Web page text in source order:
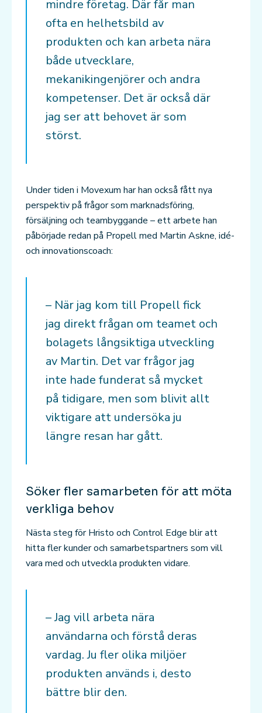
mindre företag. Där får man
ofta en helhetsbild av
produkten och kan arbeta nära
både utvecklare,
mekanikingenjörer och andra
kompetenser. Det är också där
jag ser att behovet är som
störst.
Under tiden i Movexum har han också fått nya
perspektiv på frågor som marknadsföring,
försäljning och teambyggande – ett arbete han
påbörjade redan på Propell med Martin Askne, idé-
och innovationscoach:
– När jag kom till Propell fick
jag direkt frågan om teamet och
bolagets långsiktiga utveckling
av Martin. Det var frågor jag
inte hade funderat så mycket
på tidigare, men som blivit allt
viktigare att undersöka ju
längre resan har gått.
Söker fler samarbeten för att möta
verkliga behov
Nästa steg för Hristo och Control Edge blir att
hitta fler kunder och samarbetspartners som vill
vara med och utveckla produkten vidare.
– Jag vill arbeta nära
användarna och förstå deras
vardag. Ju fler olika miljöer
produkten används i, desto
bättre blir den.